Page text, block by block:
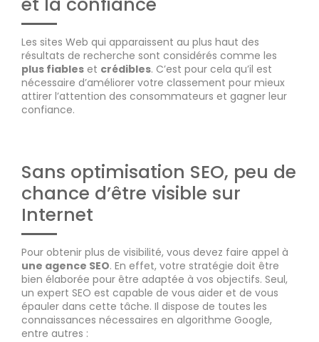
Les sites Web qui apparaissent au plus haut des
résultats de recherche sont considérés comme les
plus fiables et crédibles. C’est pour cela qu’il est
nécessaire d’améliorer votre classement pour mieux
attirer l’attention des consommateurs et gagner leur
confiance.
Sans optimisation SEO, peu de
chance d’être visible sur
Internet
Pour obtenir plus de visibilité, vous devez faire appel à
une agence SEO. En effet, votre stratégie doit être
bien élaborée pour être adaptée à vos objectifs. Seul,
un expert SEO est capable de vous aider et de vous
épauler dans cette tâche. Il dispose de toutes les
connaissances nécessaires en algorithme Google,
entre autres :